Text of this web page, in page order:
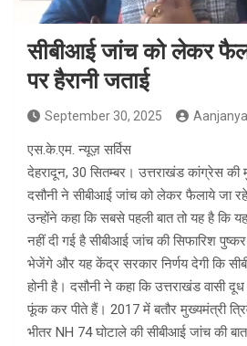
सीबीआई जांच को लेकर
पर हैरानी जताई
September 30, 2025
एस.के.एम. न्यूज़ सर्विस
देहरादून, 30 सितम्बर। उत्तराखंड कांग्रेस की
दसौनी ने सीबीआई जांच को लेकर फैलाये जा
उन्होंने कहा कि सबसे पहली बात तो यह है कि
नहीं दी गई है सीबीआई जांच की सिफारिश
भेजेंगे और यह केंद्र सरकार निर्णय देगी कि
होनी है। दसौनी ने कहा कि उत्तराखंड
फूंक कर पीते हैं। 2017 में बतौर मुख्यमंत्री
भीतर NH 74 घोटाले की सीबीआई जांच की